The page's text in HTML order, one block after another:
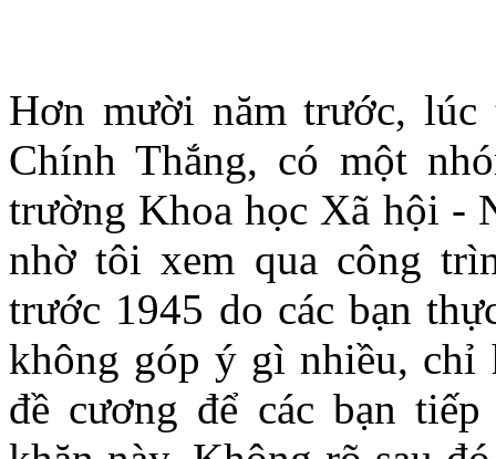
Hơn mười năm trước,
Chính Thắng, có một
trường Khoa học Xã hội -
nhờ tôi xem qua công
trước 1945 do các bạn
không góp ý gì nhiều, chỉ
đề cương để các bạn